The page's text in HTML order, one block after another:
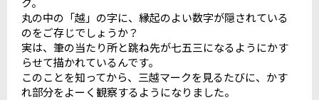
丸の中の「越」の字に、縁起のよい数字が隠されている
のをご存じでしょうか？
実は、筆の当たり所と跳ね先が七五三になるようにかす
らせて描かれているんです。
このことを知ってから、三越マークを見るたびに、かす
れ部分をよーく観察するようになりました。